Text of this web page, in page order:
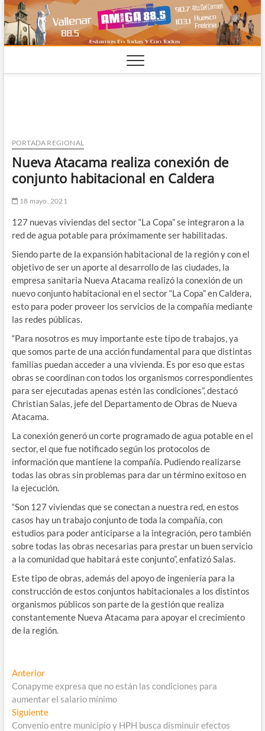
Saltar
al
contenido
PORTADA REGIONAL
Nueva Atacama realiza conexión de
conjunto habitacional en Caldera
18 mayo, 2021
127 nuevas viviendas del sector “La Copa” se integraron a la
red de agua potable para próximamente ser habilitadas.
Siendo parte de la expansión habitacional de la región y con el
objetivo de ser un aporte al desarrollo de las ciudades, la
empresa sanitaria Nueva Atacama realizó la conexión de un
nuevo conjunto habitacional en el sector “La Copa” en Caldera,
esto para poder proveer los servicios de la compañía mediante
las redes públicas.
“Para nosotros es muy importante este tipo de trabajos, ya
que somos parte de una acción fundamental para que distintas
familias puedan acceder a una vivienda. Es por eso que estas
obras se coordinan con todos los organismos correspondientes
para ser ejecutadas apenas estén las condiciones”, destacó
Christian Salas, jefe del Departamento de Obras de Nueva
Atacama.
La conexión generó un corte programado de agua potable en el
sector, el que fue notificado según los protocolos de
información que mantiene la compañía. Pudiendo realizarse
todas las obras sin problemas para dar un término exitoso en
la ejecución.
“Son 127 viviendas que se conectan a nuestra red, en estos
casos hay un trabajo conjunto de toda la compañía, con
estudios para poder anticiparse a la integración, pero también
sobre todas las obras necesarias para prestar un buen servicio
a la comunidad que habitará este conjunto”, enfatizó Salas.
Este tipo de obras, además del apoyo de ingeniería para la
construcción de estos conjuntos habitacionales a los distintos
organismos públicos son parte de la gestión que realiza
constantemente Nueva Atacama para apoyar el crecimiento
de la región.
Navegación
de
entradas
AnteriorEntrada
anterior:
Conapyme expresa que no están las condiciones para
aumentar el salario mínimo
SiguienteEntrada
siguiente:
Convenio entre municipio y HPH busca disminuir efectos